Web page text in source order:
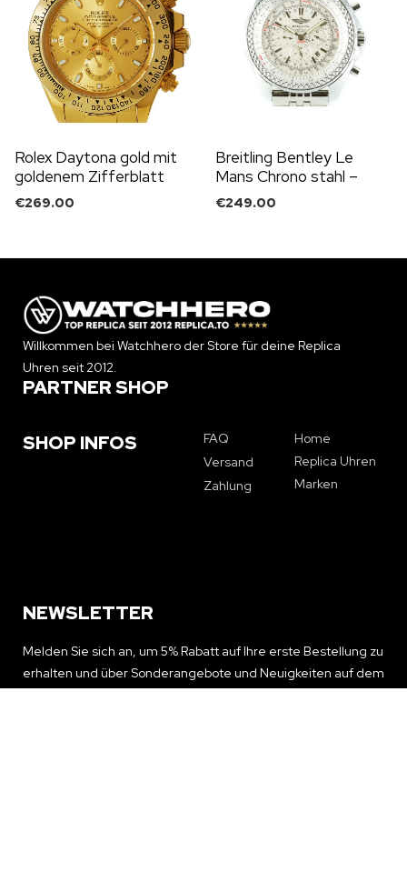
Rolex Daytona gold mit
goldenem Zifferblatt
€269.00
Breitling Bentley Le
Mans Chrono stahl –
silbernes Ziffernblatt
€249.00
Willkommen bei Watchhero der Store für deine Replica
Uhren seit 2012.
PARTNER SHOP
SHOP INFOS
FAQ
Versand
Zahlung
Home
Replica Uhren
Marken
NEWSLETTER
Melden Sie sich an, um 5% Rabatt auf Ihre erste Bestellung zu
erhalten und über Sonderangebote und Neuigkeiten auf dem